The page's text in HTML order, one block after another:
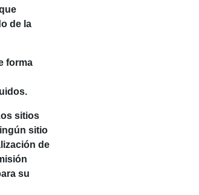
de la
forma
sitios
sitio
de
su